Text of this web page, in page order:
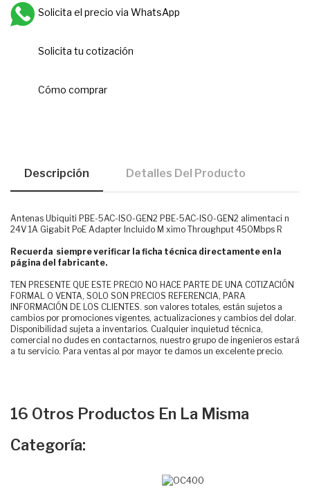
Solicita el precio via WhatsApp
Solicita tu cotización
Cómo comprar
Descripción Detalles Del Producto
Antenas Ubiquiti PBE-5AC-ISO-GEN2 PBE-5AC-ISO-GEN2 alimentaci n
24V 1A Gigabit PoE Adapter Incluido M ximo Throughput 450Mbps R
Recuerda siempre verificar la ficha técnica directamente en la
página del fabricante.
TEN PRESENTE QUE ESTE PRECIO NO HACE PARTE DE UNA COTIZACIÓN
FORMAL O VENTA, SOLO SON PRECIOS REFERENCIA, PARA
INFORMACIÓN DE LOS CLIENTES. son valores totales, están sujetos a
cambios por promociones vigentes, actualizaciones y cambios del dolar.
Disponibilidad sujeta a inventarios. Cualquier inquietud técnica,
comercial no dudes en contactarnos, nuestro grupo de ingenieros estará
a tu servicio. Para ventas al por mayor te damos un excelente precio.
16 Otros Productos En La Misma
Categoría: